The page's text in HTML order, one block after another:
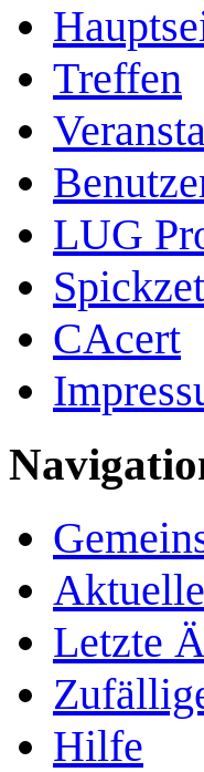
Treffen
LUG
CAcert
Letzte
Hilfe